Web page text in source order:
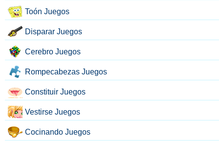
Toón Juegos
Disparar Juegos
Cerebro Juegos
Rompecabezas Juegos
Constituir Juegos
Vestirse Juegos
Cocinando Juegos